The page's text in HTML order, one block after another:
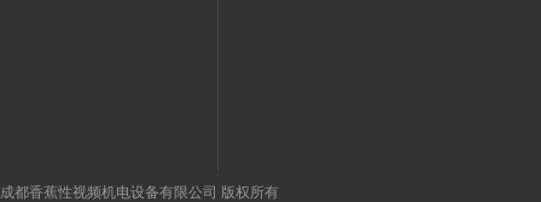
成都香蕉性视频机电设备有限公司 版权所有